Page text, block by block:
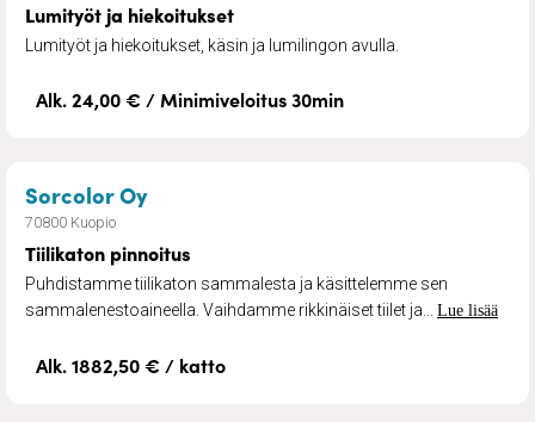
Lumityöt ja hiekoitukset
Lumityöt ja hiekoitukset, käsin ja lumilingon avulla.
Alk. 24,00 € / Minimiveloitus 30min
Sorcolor Oy– Tiilikaton pinnoitus
70800 Kuopio
Tiilikaton pinnoitus
Puhdistamme tiilikaton sammalesta ja käsittelemme sen
sammalenestoaineella. Vaihdamme rikkinäiset tiilet ja... Lue lisää
Alk. 1882,50 € / katto